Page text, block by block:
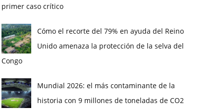
primer caso crítico
Cómo el recorte del 79% en ayuda del Reino
Unido amenaza la protección de la selva del
Congo
Mundial 2026: el más contaminante de la
historia con 9 millones de toneladas de CO2